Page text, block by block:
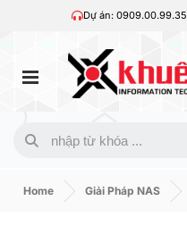
Dự án: 0909.00.99.35
Home Giải Pháp NAS